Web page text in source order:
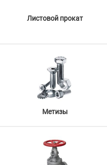
Листовой прокат
Метизы